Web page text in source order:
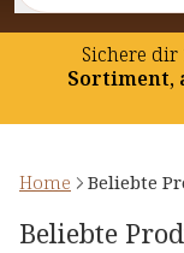
Sichere dir
Sortiment,
Home Beliebte
Beliebte